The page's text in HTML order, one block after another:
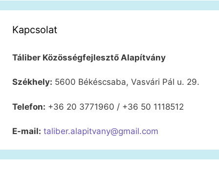
Kapcsolat
Táliber Közösségfejlesztő Alapítvány
Székhely: 5600 Békéscsaba, Vasvári Pál u. 29.
Telefon: +36 20 3771960 / +36 50 1118512
E-mail: taliber.alapitvany@gmail.com